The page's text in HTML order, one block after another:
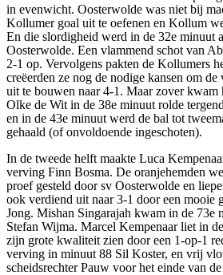
in evenwicht. Oosterwolde was niet bij
Kollumer goal uit te oefenen en Kollum
En die slordigheid werd in de 32e minuut
Oosterwolde. Een vlammend schot van
2-1 op. Vervolgens pakten de Kollumers
creëerden ze nog de nodige kansen om
uit te bouwen naar 4-1. Maar zover kwam
Olke de Wit in de 38e minuut rolde
en in de 43e minuut werd de bal tot
gehaald (of onvoldoende ingeschoten).
In de tweede helft maakte Luca
verving Finn Bosma. De oranjehemden
proef gesteld door sv Oosterwolde en
ook verdiend uit naar 3-1 door een mooie
Jong. Mishan Singarajah kwam in de 73e
Stefan Wijma. Marcel Kempenaar liet in
zijn grote kwaliteit zien door een 1-op-1
verving in minuut 88 Sil Koster, en vrij
scheidsrechter Pauw voor het einde van